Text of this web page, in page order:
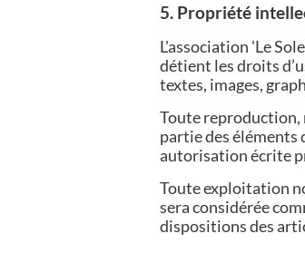
5. Propriété
L'association 'Le
détient les droits
textes, images,
Toute
partie des éléments
autorisation écrite
Toute exploitation
sera considérée
dispositions des